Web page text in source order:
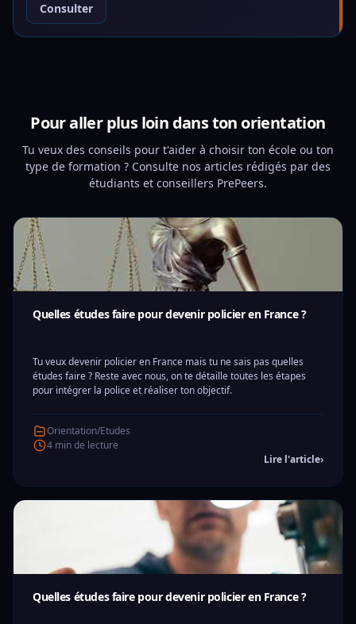
Consulter
Pour aller plus loin dans ton orientation
Tu veux des conseils pour t'aider à choisir ton école ou ton
type de formation ? Consulte nos articles rédigés par des
étudiants et conseillers PrePeers.
Quelles études faire pour devenir policier en France ?
Tu veux devenir policier en France mais tu ne sais pas quelles
études faire ? Reste avec nous, on te détaille toutes les étapes
pour intégrer la police et réaliser ton objectif.
Orientation/Etudes
4 min de lecture
Lire l'article›
Quelles études faire pour devenir policier en France ?